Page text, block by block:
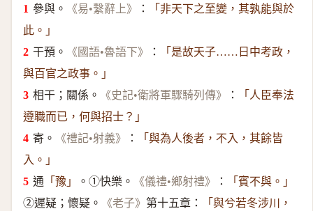
參與。 《易•繫辭上》 ：
「非天下之至變，其孰能與於
此。」
干預。 《國語•魯語下》 ：
「是故天子……日中考政，
與百官之政事。」
相干；關係。 《史記•衛將軍驟騎列傳》 ：
「人臣奉法
遵職而已，何與招士？」
寄。 《禮記•射義》 ：
「與為人後者，不入，其餘皆
入。」
通 「豫」 。①快樂。 《儀禮•鄉射禮》 ： 「賓不與。」
②遲疑；懷疑。 《老子》 第十五章： 「與兮若冬涉川，